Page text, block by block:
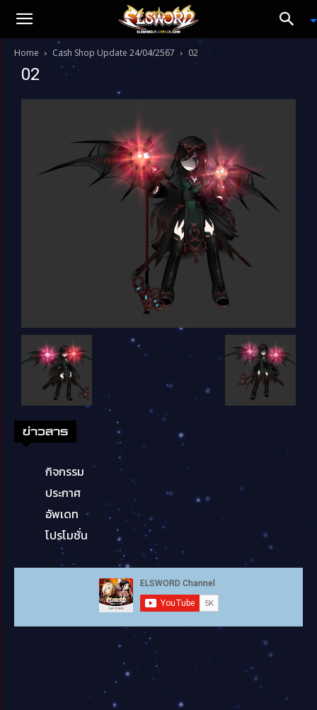
Home Cash Shop Update 24/04/2567 02
02
ข่าวสาร
กิจกรรม
ประกาศ
อัพเดท
โปรโมชั่น